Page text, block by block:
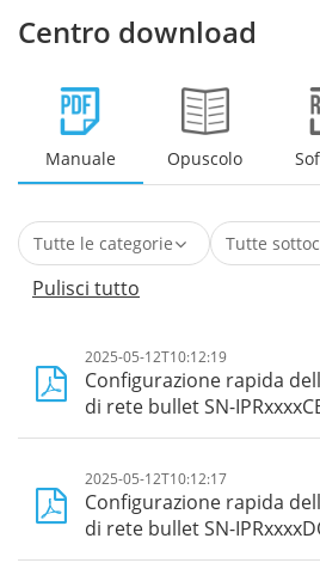
Centro download
Manuale Opuscolo
Pulisci tutto
2025-05-12T10:12:19
Configurazione rapida
di rete bullet SN-
Guide_Web 5.0
2025-05-12T10:12:17
Configurazione rapida
di rete bullet SN-
Guide_Web 5.0